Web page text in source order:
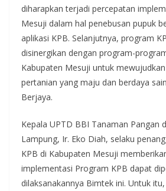
diharapkan terjadi percepatan
Mesuji dalam hal penebusan pupuk
aplikasi KPB. Selanjutnya, program
disinergikan dengan program-
Kabupaten Mesuji untuk
pertanian yang maju dan berdaya
Berjaya.
Kepala UPTD BBI Tanaman Pangan
Lampung, Ir. Eko Diah, selaku
KPB di Kabupaten Mesuji
implementasi Program KPB dapat
dilaksanakannya Bimtek ini. Untuk